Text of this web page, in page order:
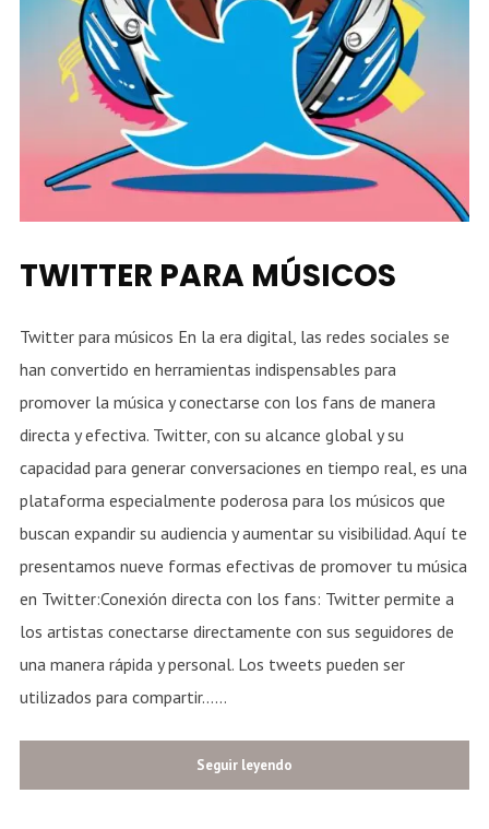
TWITTER PARA MÚSICOS
Twitter para músicos En la era digital, las redes sociales se
han convertido en herramientas indispensables para
promover la música y conectarse con los fans de manera
directa y efectiva. Twitter, con su alcance global y su
capacidad para generar conversaciones en tiempo real, es una
plataforma especialmente poderosa para los músicos que
buscan expandir su audiencia y aumentar su visibilidad. Aquí te
presentamos nueve formas efectivas de promover tu música
en Twitter:Conexión directa con los fans: Twitter permite a
los artistas conectarse directamente con sus seguidores de
una manera rápida y personal. Los tweets pueden ser
utilizados para compartir......
Seguir leyendo